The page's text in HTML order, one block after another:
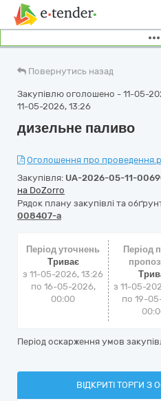
Повернутись назад
Закупівлю оголошено - 11-05-
11-05-2026, 13:26
дизельне паливо
Оголошення про
Закупівля: UA-2026-05-11-
на DoZorro
Рядок плану закупівлі та
008407-a
Період уточнень
Триває
з 11-05-2026, 13:26
по 16-05-2026,
00:00
Період
з 11-05-
по 19-
Період оскарження умов
ВІДКРИТІ ТОРГИ